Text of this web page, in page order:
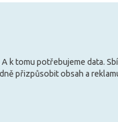
k tomu potřebujeme data.
přizpůsobit obsah a